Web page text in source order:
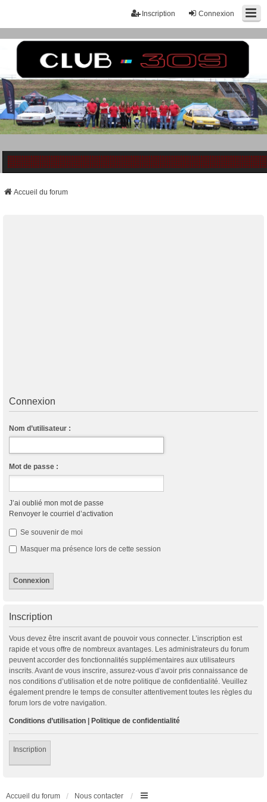
Connexion
Inscription
Accueil du forum
Connexion
Nom d’utilisateur :
Mot de passe :
J’ai oublié mon mot de passe
Renvoyer le courriel d’activation
Se souvenir de moi
Masquer ma présence lors de cette session
Inscription
Vous devez être inscrit avant de pouvoir vous connecter. L’inscription est
rapide et vous offre de nombreux avantages. Les administrateurs du forum
peuvent accorder des fonctionnalités supplémentaires aux utilisateurs
inscrits. Avant de vous inscrire, assurez-vous d’avoir pris connaissance de
nos conditions d’utilisation et de notre politique de confidentialité. Veuillez
également prendre le temps de consulter attentivement toutes les règles du
forum lors de votre navigation.
Conditions d’utilisation | Politique de confidentialité
Inscription
Accueil du forum Nous contacter